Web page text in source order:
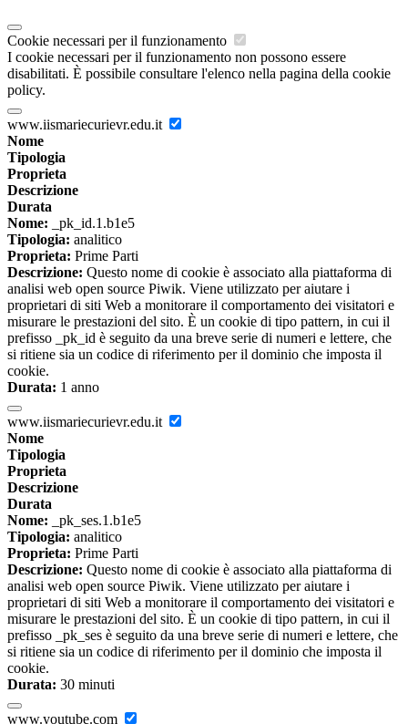
Cookie necessari per il funzionamento
I cookie necessari per il funzionamento non possono essere
disabilitati. È possibile consultare l'elenco nella pagina della cookie
policy.
www.iismariecurievr.edu.it
Nome
Tipologia
Proprieta
Descrizione
Durata
Nome: _pk_id.1.b1e5
Tipologia: analitico
Proprieta: Prime Parti
Descrizione: Questo nome di cookie è associato alla piattaforma di
analisi web open source Piwik. Viene utilizzato per aiutare i
proprietari di siti Web a monitorare il comportamento dei visitatori e
misurare le prestazioni del sito. È un cookie di tipo pattern, in cui il
prefisso _pk_id è seguito da una breve serie di numeri e lettere, che
si ritiene sia un codice di riferimento per il dominio che imposta il
cookie.
Durata: 1 anno
www.iismariecurievr.edu.it
Nome
Tipologia
Proprieta
Descrizione
Durata
Nome: _pk_ses.1.b1e5
Tipologia: analitico
Proprieta: Prime Parti
Descrizione: Questo nome di cookie è associato alla piattaforma di
analisi web open source Piwik. Viene utilizzato per aiutare i
proprietari di siti Web a monitorare il comportamento dei visitatori e
misurare le prestazioni del sito. È un cookie di tipo pattern, in cui il
prefisso _pk_ses è seguito da una breve serie di numeri e lettere, che
si ritiene sia un codice di riferimento per il dominio che imposta il
cookie.
Durata: 30 minuti
www.youtube.com